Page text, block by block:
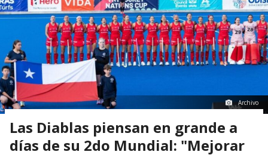
Archivo
Las Diablas piensan en grande a
días de su 2do Mundial: "Mejorar